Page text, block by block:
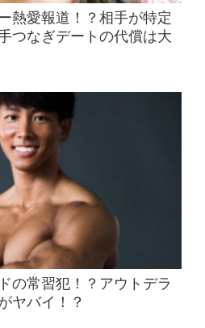
熱愛報道！？相手が特定
つなぎデートの代償は大
の常習犯！？アウトデラ
ヤバイ！？